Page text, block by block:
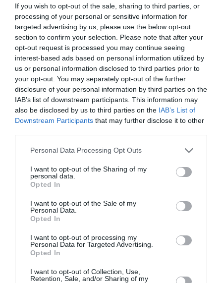
If you wish to opt-out of the sale, sharing to third parties, or
processing of your personal or sensitive information for
targeted advertising by us, please use the below opt-out
section to confirm your selection. Please note that after your
opt-out request is processed you may continue seeing
interest-based ads based on personal information utilized by
us or personal information disclosed to third parties prior to
your opt-out. You may separately opt-out of the further
disclosure of your personal information by third parties on the
IAB’s list of downstream participants. This information may
also be disclosed by us to third parties on the IAB’s List of
Downstream Participants that may further disclose it to other
Personal Data Processing Opt Outs
I want to opt-out of the Sharing of my
personal data.
Opted In
I want to opt-out of the Sale of my
Personal Data.
Opted In
I want to opt-out of processing my
Personal Data for Targeted Advertising.
Opted In
I want to opt-out of Collection, Use,
Retention, Sale, and/or Sharing of my
Θέατρο Βράχων - Μελίνα Μερκούρη, Νεαπόλεως 58,
Βύρωνας
Θέατρο Βράχων
Eισιτήρια:
18€ προπώληση | 20€ ταμείο
[Η παράσταση «Δεκαοχτώ Ενάτου» ήταν αρχικά
προγραμματισμένη για την Πέμπτη 4 Ιουνίου στο
Θέατρο Βράχων «Άννα Συνοδινού» μεταφέρεται την
ισχύουν κανονικά για την νέα ημερομηνία.]
Πληροφορίες / Κρατήσεις:
festivalvraxon.gr
Ακολουθήστε το Culturenow.gr στο
Δείτε όλα τατελευταία νέα
για την Τέχνη και τον